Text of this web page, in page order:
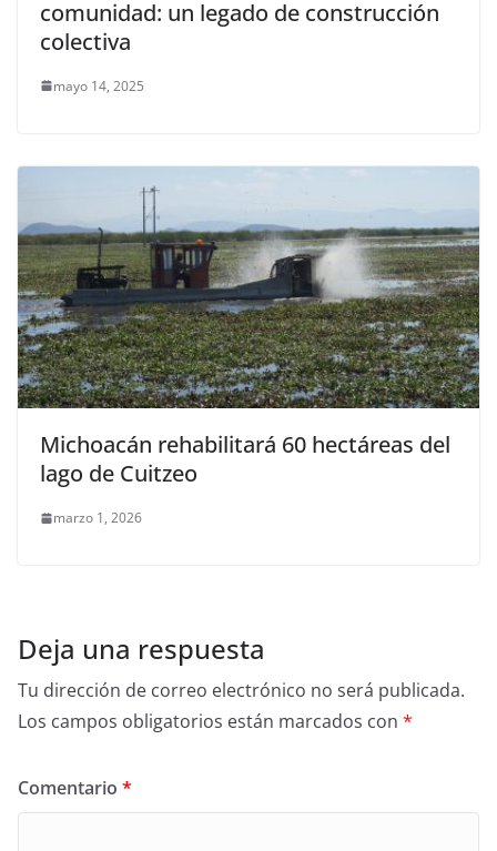
comunidad: un legado de construcción
colectiva
mayo 14, 2025
Michoacán rehabilitará 60 hectáreas del
lago de Cuitzeo
marzo 1, 2026
Deja una respuesta
Tu dirección de correo electrónico no será publicada.
Los campos obligatorios están marcados con *
Comentario *